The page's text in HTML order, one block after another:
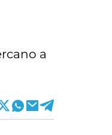
a